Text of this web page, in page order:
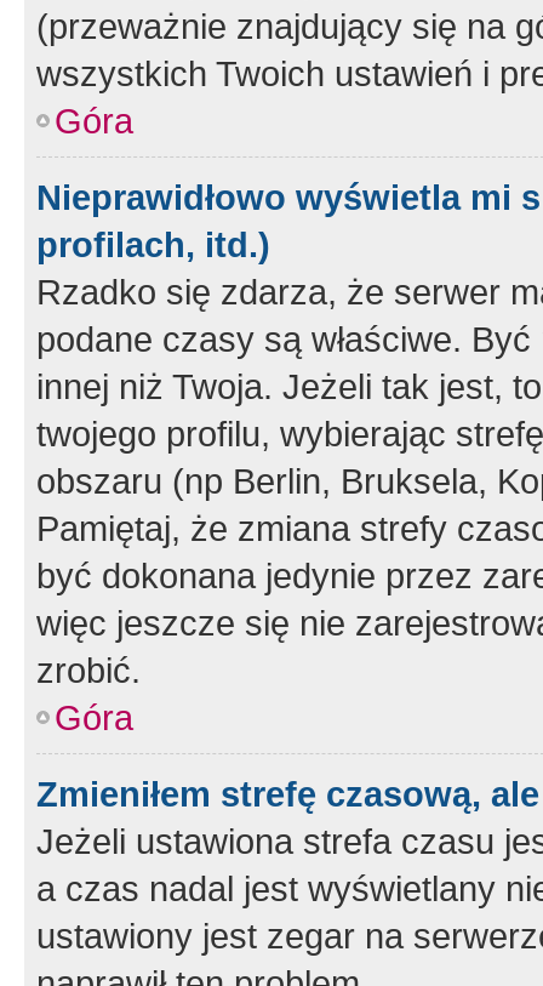
(przeważnie znajdujący się na
wszystkich Twoich ustawień i
Góra
Nieprawidłowo wyświetla mi
profilach, itd.)
Rzadko się zdarza, że serwer
podane czasy są właściwe.
innej niż Twoja. Jeżeli tak jest,
twojego profilu, wybierając
obszaru (np Berlin, Bruksela,
Pamiętaj, że zmiana strefy
być dokonana jedynie przez
więc jeszcze się nie
zrobić.
Góra
Zmieniłem strefę czasową,
Jeżeli ustawiona strefa czasu
a czas nadal jest wyświetlany
ustawiony jest zegar na